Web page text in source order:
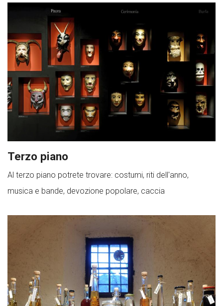
Terzo piano
Al terzo piano potrete trovare: costumi, riti dell'anno,
musica e bande, devozione popolare, caccia